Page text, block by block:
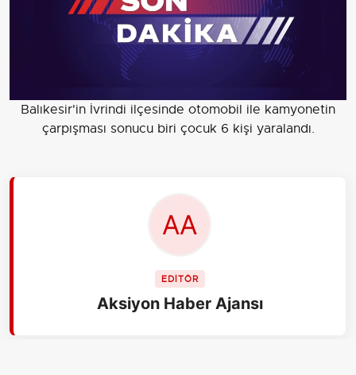
Balıkesir'in İvrindi ilçesinde otomobil ile kamyonetin
çarpışması sonucu biri çocuk 6 kişi yaralandı.
EDİTÖR
Aksiyon Haber Ajansı